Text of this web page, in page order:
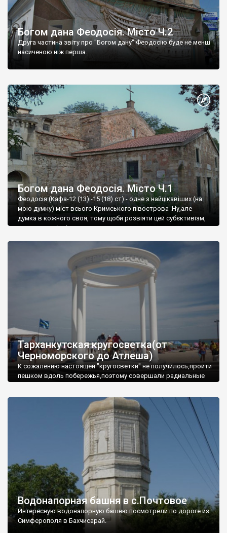
Богом дана Феодосія. Місто Ч.2
Друга частина звіту про "Богом дану" Феодосію буде не менш
насиченою ніж перша.
Богом дана Феодосія. Місто Ч.1
Феодосія (Кафа-12 (13) -15 (18) ст) - одне з найцікавіших (на
мою думку) міст всього Кримського півострова .Ну,але
думка в кожного своя, тому щоби розвіяти цей субєктивізм,
запрошую відвідати це
Тарханкутская кругосветка(от
Черноморского до Атлеша)
К сожалению настоящей "кругосветки" не получилось,пройти
пешком вдоль побережья,поэтому совершали радиальные
Водонапорная башня в с.Почтовое
Интересную водонапорную башню посмотрели по дороге из
Симферополя в Бахчисарай.